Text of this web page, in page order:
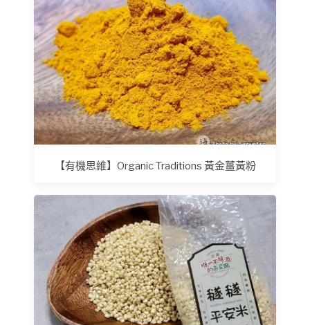
【有機思維】Organic Traditions 黃金薑黃粉